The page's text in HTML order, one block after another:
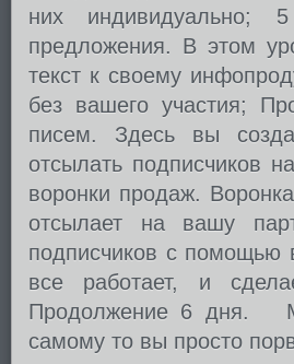
них индивидуально;
предложения. В этом
текст к своему
без вашего участия;
писем. Здесь вы
отсылать
воронки продаж.
отсылает на вашу
подписчиков с помощью
все работает, и
Продолжение 6 дня.
самому то вы просто